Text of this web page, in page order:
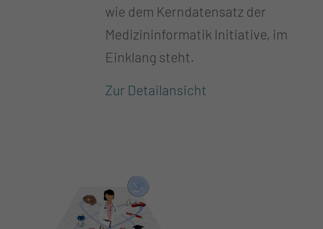
wie dem Kerndatensatz der
Medizininformatik Initiative, im
Einklang steht.
Zur Detailansicht